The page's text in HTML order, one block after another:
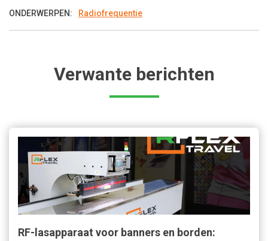
ONDERWERPEN: Radiofrequentie
Verwante berichten
RF-lasapparaat voor banners en borden: